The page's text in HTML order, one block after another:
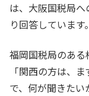
は、大阪国税局
り回答しています。
福岡国税局のある
「関西の方は、
で、何が聞きた